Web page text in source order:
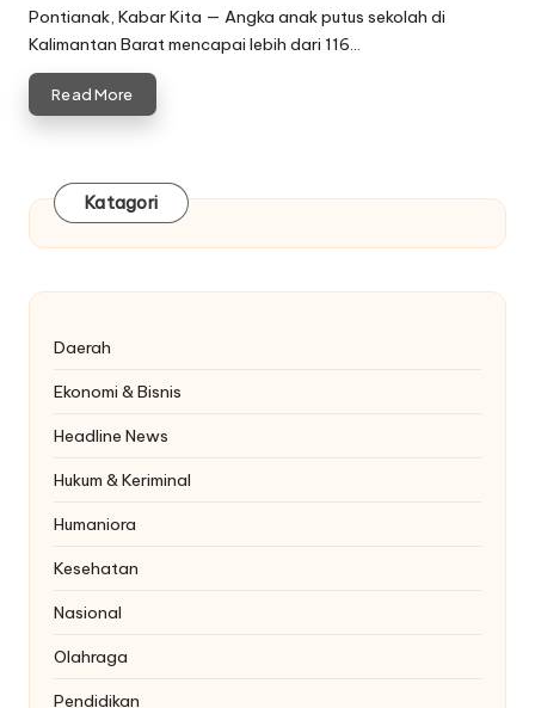
by
Pontianak, Kabar Kita — Angka anak putus sekolah di
Kalimantan Barat mencapai lebih dari 116…
Read More
Katagori
Daerah
Ekonomi & Bisnis
Headline News
Hukum & Keriminal
Humaniora
Kesehatan
Nasional
Olahraga
Pendidikan